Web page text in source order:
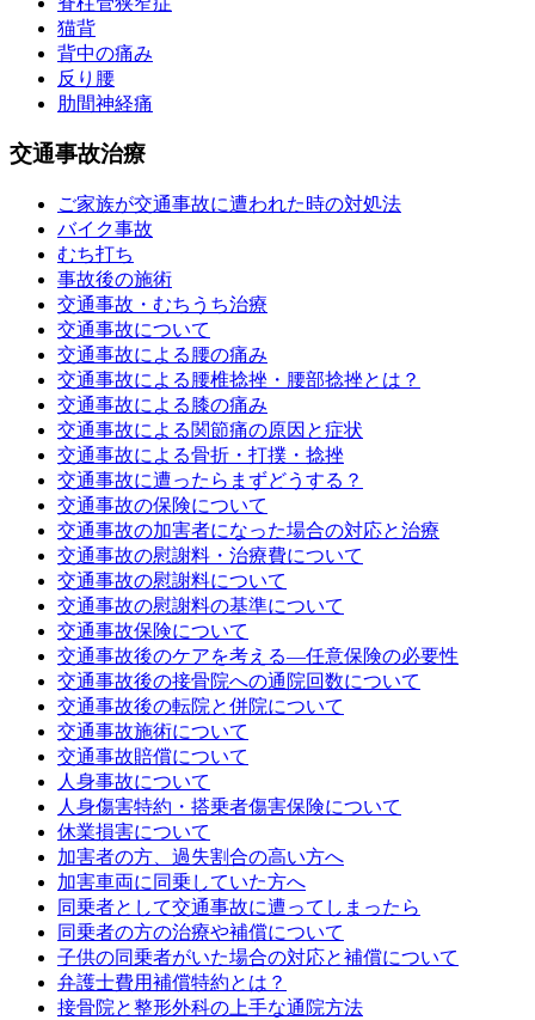
猫背
背中の痛み
反り腰
肋間神経痛
交通事故治療
ご家族が交通事故に遭われた時の対処法
バイク事故
むち打ち
事故後の施術
交通事故・むちうち治療
交通事故について
交通事故による腰の痛み
交通事故による腰椎捻挫・腰部捻挫とは？
交通事故による膝の痛み
交通事故による関節痛の原因と症状
交通事故による骨折・打撲・捻挫
交通事故に遭ったらまずどうする？
交通事故の保険について
交通事故の加害者になった場合の対応と治療
交通事故の慰謝料・治療費について
交通事故の慰謝料について
交通事故の慰謝料の基準について
交通事故保険について
交通事故後のケアを考える—任意保険の必要性
交通事故後の接骨院への通院回数について
交通事故後の転院と併院について
交通事故施術について
交通事故賠償について
人身事故について
人身傷害特約・搭乗者傷害保険について
休業損害について
加害者の方、過失割合の高い方へ
加害車両に同乗していた方へ
同乗者として交通事故に遭ってしまったら
同乗者の方の治療や補償について
子供の同乗者がいた場合の対応と補償について
弁護士費用補償特約とは？
接骨院と整形外科の上手な通院方法